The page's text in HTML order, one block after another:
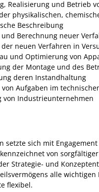
Realisierung und Betrieb
physikalischen,
Beschreibung
Berechnung neuer
neuen Verfahren in
und Optimierung von
der Montage und des
deren Instandhaltung
von Aufgaben im
von Industrieunternehmen
setzte sich mit
von
Strategie- und
alle
flexibel.